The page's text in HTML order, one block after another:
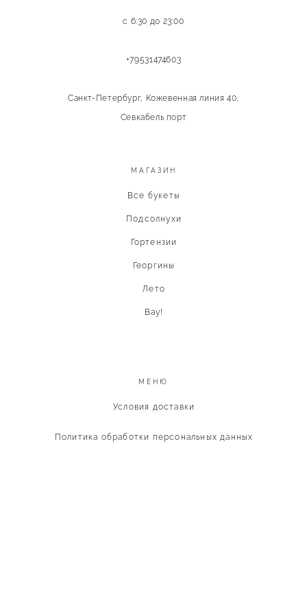
с 6:30 до 23:00
+79531474603
Санкт-Петербург, Кожевенная линия 40,
Севкабель порт
МАГАЗИН
Все букеты
Подсолнухи
Гортензии
Георгины
Лето
Вау!
МЕНЮ
Условия доставки
Политика обработки персональных данных